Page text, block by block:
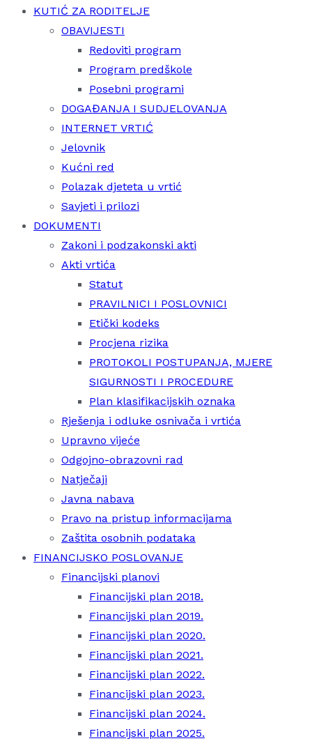
KUTIĆ ZA RODITELJE
OBAVIJESTI
Redoviti program
Program predškole
Posebni programi
DOGAĐANJA I SUDJELOVANJA
INTERNET VRTIĆ
Jelovnik
Kućni red
Polazak djeteta u vrtić
Savjeti i prilozi
DOKUMENTI
Zakoni i podzakonski akti
Akti vrtića
Statut
PRAVILNICI I POSLOVNICI
Etički kodeks
Procjena rizika
PROTOKOLI POSTUPANJA, MJERE
SIGURNOSTI I PROCEDURE
Plan klasifikacijskih oznaka
Rješenja i odluke osnivača i vrtića
Upravno vijeće
Odgojno-obrazovni rad
Natječaji
Javna nabava
Pravo na pristup informacijama
Zaštita osobnih podataka
FINANCIJSKO POSLOVANJE
Financijski planovi
Financijski plan 2018.
Financijski plan 2019.
Financijski plan 2020.
Financijski plan 2021.
Financijski plan 2022.
Financijski plan 2023.
Financijski plan 2024.
Financijski plan 2025.